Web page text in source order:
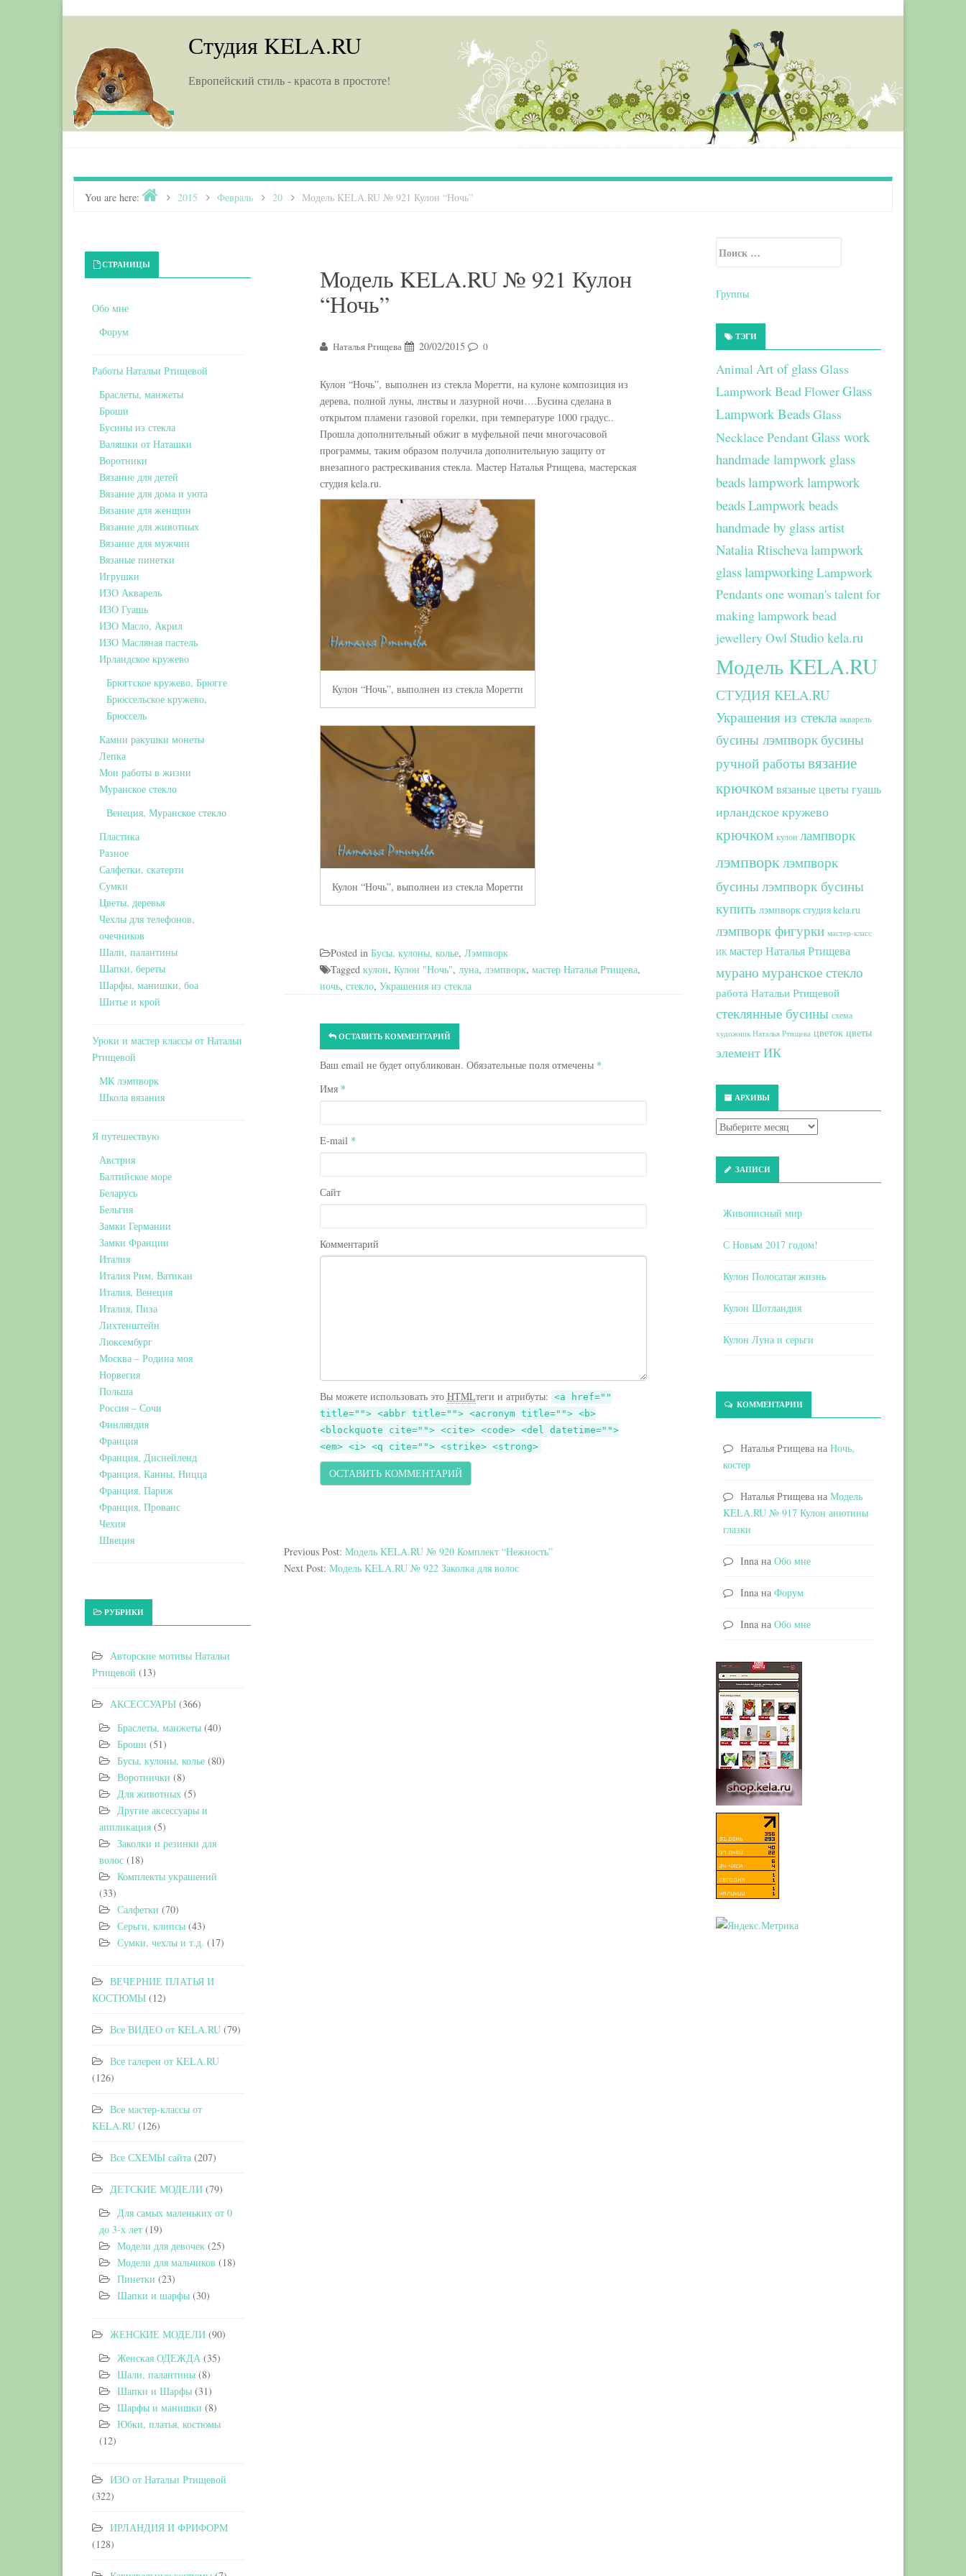
Студия KELA.RU
Европейский стиль - красота в простоте!
You are here: Home2015 Февраль 20 Модель KELA.RU № 921 Кулон “Ночь”
Модель KELA.RU № 921 Кулон
“Ночь”
Наталья Ртищева 20/02/2015 0
Кулон “Ночь”, выполнен из стекла Моретти, на кулоне композиция из
дерева, полной луны, листвы и лазурной ночи….Бусина сделана в
открытом пламени газовой горелки, при температуре 1000 градус..
Прошла дополнительный обжиг в муфельной печи многочасовой
программы, таким образом получила дополнительную защиту от
внезапного растрескивания стекла. Мастер Наталья Ртищева, мастерская
студия kela.ru.
Кулон “Ночь”, выполнен из стекла Моретти
Кулон “Ночь”, выполнен из стекла Моретти
Posted in Бусы, кулоны, колье, Лэмпворк
Tagged кулон, Кулон "Ночь", луна, лэмпворк, мастер Наталья Ртищева,
ночь, стекло, Украшения из стекла
ОСТАВИТЬ КОММЕНТАРИЙ
Ваш email не будет опубликован. Обязательные поля отмечены *
Имя *
E-mail *
Сайт
Комментарий
Вы можете использовать это HTMLтеги и атрибуты: <a href=""
title=""> <abbr title=""> <acronym title=""> <b>
<blockquote cite=""> <cite> <code> <del datetime="">
<em> <i> <q cite=""> <strike> <strong>
Previous Post: Модель KELA.RU № 920 Комплект “Нежность”
Next Post: Модель KELA.RU № 922 Заколка для волос
Primary Sidebar
СТРАНИЦЫ
Обо мне
Форум
Работы Натальи Ртищевой
Браслеты, манжеты
Броши
Бусины из стекла
Валяшки от Наташки
Воротники
Вязание для детей
Вязание для дома и уюта
Вязание для женщин
Вязание для животных
Вязание для мужчин
Вязаные пинетки
Игрушки
ИЗО Акварель
ИЗО Гуашь
ИЗО Масло, Акрил
ИЗО Масляная пастель
Ирландское кружево
Брюггское кружево, Брюгге
Брюссельское кружево,
Брюссель
Камни ракушки монеты
Лепка
Мои работы в жизни
Муранское стекло
Венеция, Муранское стекло
Пластика
Разное
Салфетки, скатерти
Сумки
Цветы, деревья
Чехлы для телефонов,
очечников
Шали, палантины
Шапки, береты
Шарфы, манишки, боа
Шитье и крой
Уроки и мастер классы от Натальи
Ртищевой
МК лэмпворк
Школа вязания
Я путешествую
Австрия
Балтийское море
Беларусь
Бельгия
Замки Германии
Замки Франции
Италия
Италия Рим, Ватикан
Италия, Венеция
Италия, Пиза
Лихтенштейн
Люксембург
Москва – Родина моя
Норвегия
Польша
Россия – Сочи
Финляндия
Франция
Франция, Диснейленд
Франция, Канны, Ницца
Франция, Париж
Франция, Прованс
Чехия
Швеция
РУБРИКИ
Авторские мотивы Натальи
Ртищевой (13)
АКСЕССУАРЫ (366)
Браслеты, манжеты (40)
Броши (51)
Бусы, кулоны, колье (80)
Воротнички (8)
Для животных (5)
Другие аксессуары и
аппликация (5)
Заколки и резинки для
волос (18)
Комплекты украшений
(33)
Салфетки (70)
Серьги, клипсы (43)
Сумки, чехлы и т.д. (17)
ВЕЧЕРНИЕ ПЛАТЬЯ И
КОСТЮМЫ (12)
Все ВИДЕО от KELA.RU (79)
Все галереи от KELA.RU
(126)
Все мастер-классы от
KELA.RU (126)
Все СХЕМЫ сайта (207)
ДЕТСКИЕ МОДЕЛИ (79)
Для самых маленьких от 0
до 3-х лет (19)
Модели для девочек (25)
Модели для мальчиков (18)
Пинетки (23)
Шапки и шарфы (30)
ЖЕНСКИЕ МОДЕЛИ (90)
Женская ОДЕЖДА (35)
Шали, палантины (8)
Шапки и Шарфы (31)
Шарфы и манишки (8)
Юбки, платья, костюмы
(12)
ИЗО от Натальи Ртищевой
(322)
ИРЛАНДИЯ И ФРИФОРМ
(128)
Secondary Sidebar
Группы
ТЭГИ
Animal Art of glassGlass
Lampwork Bead FlowerGlass
Lampwork BeadsGlass
Necklace PendantGlass work
handmade lampwork glass
beadslampworklampwork
beadsLampwork beads
handmade by glass artist
Natalia Rtischevalampwork
glasslampworkingLampwork
Pendants one woman's talent for
making lampwork bead
jewelleryOwlStudio kela.ru
Модель KELA.RU
СТУДИЯ KELA.RU
Украшения из стекла акварель
бусины лэмпворк бусины
ручной работывязание
крючком вязаные цветы гуашь
ирландское кружево
крючком кулон лампворк
лэмпворклэмпворк
бусинылэмпворк бусины
купить лэмпворк студия kela.ru
лэмпворк фигурки мастер-класс
ИК мастер Наталья Ртищева
мурано муранское стекло
работа Натальи Ртищевой
стеклянные бусины схема
художник Наталья Ртищева цветок цветы
элемент ИК
АРХИВЫ
ЗАПИСИ
Живописный мир
С Новым 2017 годом!
Кулон Полосатая жизнь
Кулон Шотландия
Кулон Луна и серьги
КОММЕНТАРИИ
Наталья Ртищевана Ночь,
костер
Наталья Ртищевана Модель
KELA.RU № 917 Кулон анютины
глазки
Innaна Обо мне
Innaна Форум
Innaна Обо мне